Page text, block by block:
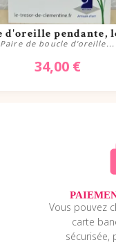
Aperçu rapide
Paire de boucle d'oreille...
34,00 €
Vous pouvez
carte
sécurisée,